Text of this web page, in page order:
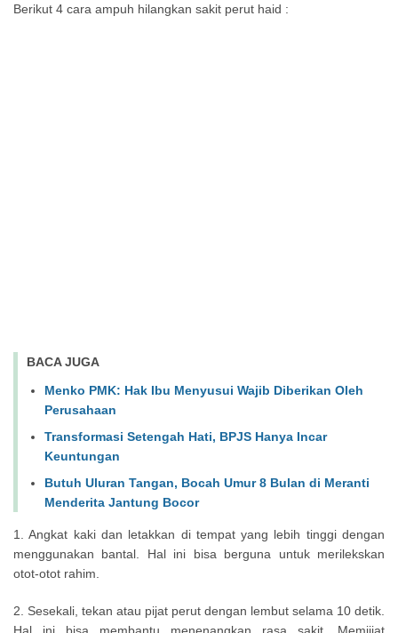
Berikut 4 cara ampuh hilangkan sakit perut haid :
BACA JUGA
Menko PMK: Hak Ibu Menyusui Wajib Diberikan Oleh
Perusahaan
Transformasi Setengah Hati, BPJS Hanya Incar
Keuntungan
Butuh Uluran Tangan, Bocah Umur 8 Bulan di Meranti
Menderita Jantung Bocor
1. Angkat kaki dan letakkan di tempat yang lebih tinggi dengan
menggunakan bantal. Hal ini bisa berguna untuk merilekskan
otot-otot rahim.
2. Sesekali, tekan atau pijat perut dengan lembut selama 10 detik.
Hal ini bisa membantu menenangkan rasa sakit. Memiijat